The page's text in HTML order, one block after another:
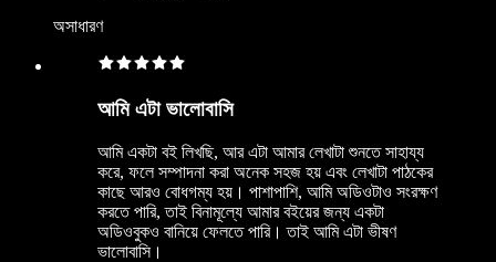
অসাধারণ
আমি এটা ভালোবাসি
আমি একটা বই লিখছি, আর এটা আমার লেখাটা শুনতে সাহায্য
করে, ফলে সম্পাদনা করা অনেক সহজ হয় এবং লেখাটা পাঠকের
কাছে আরও বোধগম্য হয়। পাশাপাশি, আমি অডিওটাও সংরক্ষণ
করতে পারি, তাই বিনামূল্যে আমার বইয়ের জন্য একটা
অডিওবুকও বানিয়ে ফেলতে পারি। তাই আমি এটা ভীষণ
ভালোবাসি।